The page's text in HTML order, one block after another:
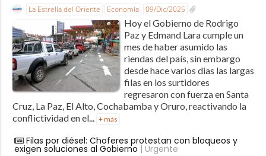
La Estrella del Oriente Economía 09/Dic/2025
Hoy el Gobierno de Rodrigo
Paz y Edmand Lara cumple un
mes de haber asumido las
riendas del país, sin embargo
desde hace varios dias las largas
filas en los surtidores
regresaron con fuerza en Santa
Cruz, La Paz, El Alto, Cochabamba y Oruro, reactivando la
conflictividad en el... + más
Filas por diésel: Choferes protestan con bloqueos y
exigen soluciones al Gobierno | Urgente